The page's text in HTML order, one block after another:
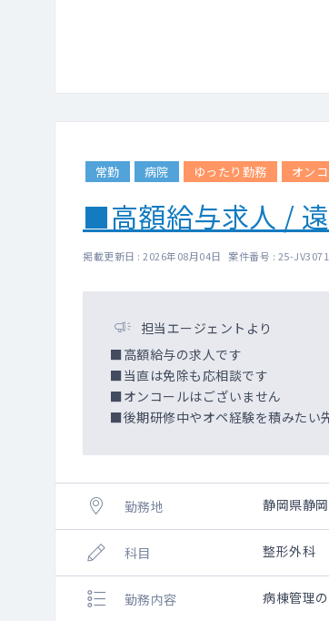
常勤 病院 ゆったり勤務 オン
■高額給与求人 /
掲載更新日 : 2026年08月04日 案件番号 : 25-
担当エージェントより
■高額給与の求人です
■当直は免除も応相談です
■オンコールはございません
■後期研修中やオペ経験を積みたい
勤務地 静岡県静
科目 整形外科
勤務内容 病棟管理